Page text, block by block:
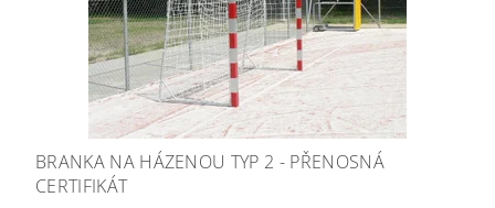
BRANKA NA HÁZENOU TYP 2 - PŘENOSNÁ
CERTIFIKÁT